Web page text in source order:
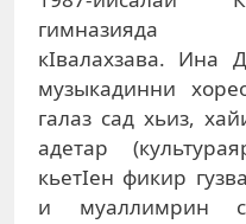
гимназияда
кIвалахзава. Ина
музыкадинни
галаз сад хьиз,
адетар
кьетIен фикир
и муаллимрин